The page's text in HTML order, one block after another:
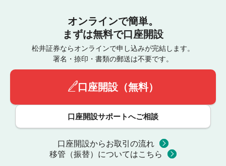
オンラインで簡単。
まずは無料で口座開設
松井証券ならオンラインで申し込みが完結します。
署名・捺印・書類の郵送は不要です。
口座開設（無料）
口座開設サポートへご相談
口座開設からお取引の流れ
移管（振替）についてはこちら